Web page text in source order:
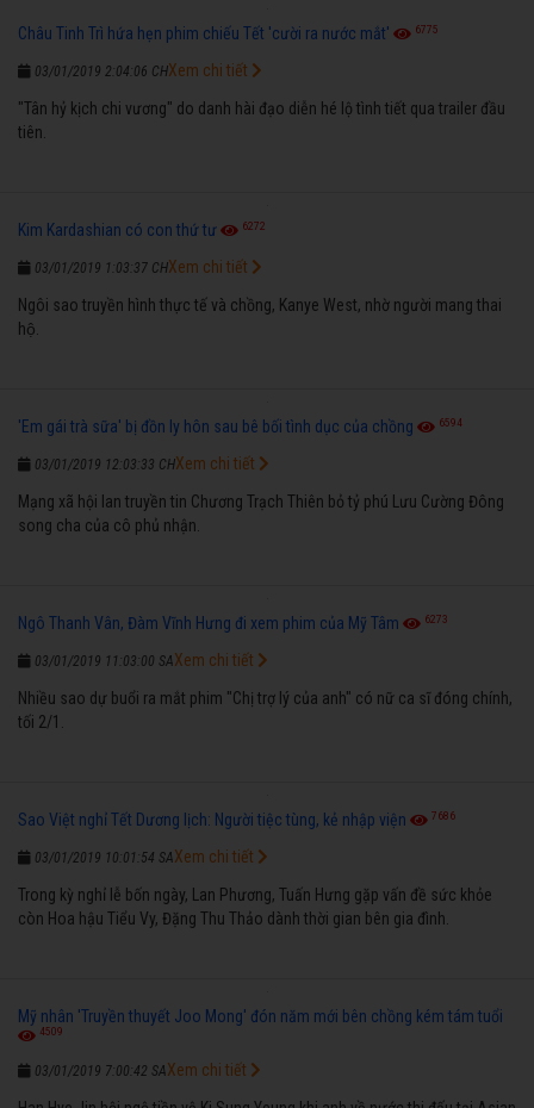
Châu Tinh Trì hứa hẹn phim chiếu Tết 'cười ra nước mắt' 6775
03/01/2019 2:04:06 CH
"Tân hỷ kịch chi vương" do danh hài đạo diễn hé lộ tình tiết qua trailer đầu
tiên.
Xem chi tiết
Kim Kardashian có con thứ tư 6272
03/01/2019 1:03:37 CH
Ngôi sao truyền hình thực tế và chồng, Kanye West, nhờ người mang thai
hộ.
Xem chi tiết
'Em gái trà sữa' bị đồn ly hôn sau bê bối tình dục của chồng 6594
03/01/2019 12:03:33 CH
Mạng xã hội lan truyền tin Chương Trạch Thiên bỏ tỷ phú Lưu Cường Đông
song cha của cô phủ nhận.
Xem chi tiết
Ngô Thanh Vân, Đàm Vĩnh Hưng đi xem phim của Mỹ Tâm 6273
03/01/2019 11:03:00 SA
Nhiều sao dự buổi ra mắt phim "Chị trợ lý của anh" có nữ ca sĩ đóng chính,
tối 2/1.
Xem chi tiết
Sao Việt nghỉ Tết Dương lịch: Người tiệc tùng, kẻ nhập viện 7686
03/01/2019 10:01:54 SA
Trong kỳ nghỉ lễ bốn ngày, Lan Phương, Tuấn Hưng gặp vấn đề sức khỏe
còn Hoa hậu Tiểu Vy, Đặng Thu Thảo dành thời gian bên gia đình.
Xem chi tiết
Mỹ nhân 'Truyền thuyết Joo Mong' đón năm mới bên chồng kém tám tuổi
4509
03/01/2019 7:00:42 SAXem chi tiết